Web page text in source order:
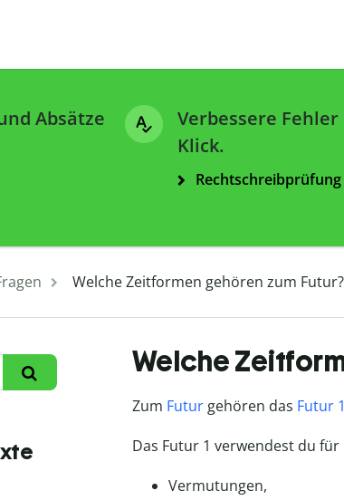
Absätze
Verbessere
Klick.
Rechtschreibprüfung
Welche Zeitformen gehören zum Futur?
Welche
Zum Futurgehören das Futur 1
Das Futur 1 verwendest du für
Vermutungen,